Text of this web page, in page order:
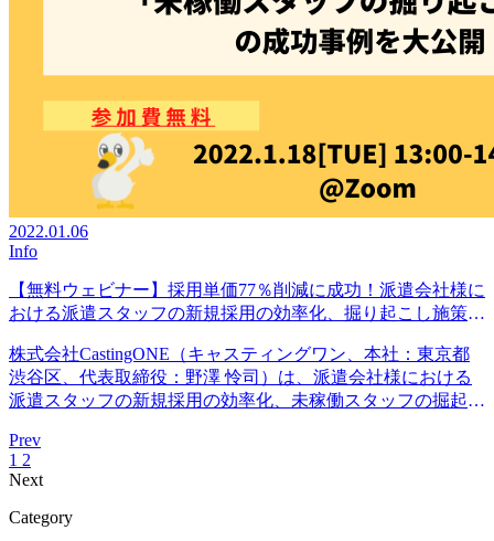
2022.01.06
Info
【無料ウェビナー】採用単価77％削減に成功！派遣会社様に
おける派遣スタッフの新規採用の効率化、掘り起こし施策の
株式会社CastingONE（キャスティングワン、本社：東京都
渋谷区、代表取締役：野澤 怜司）は、派遣会社様における
派遣スタッフの新規採用の効率化、未稼働スタッフの掘起し
Prev
1 2
Next
Category